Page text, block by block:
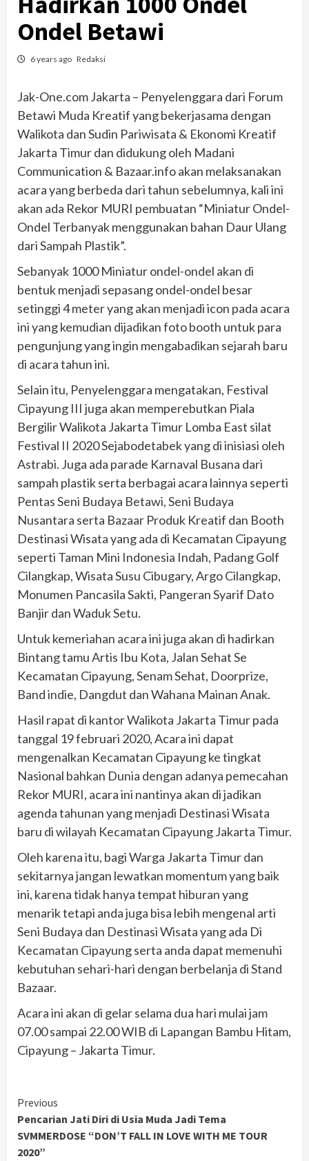
Ondel Betawi
6 years ago Redaksi
Jak-One.com Jakarta – Penyelenggara dari Forum
Betawi Muda Kreatif yang bekerjasama dengan
Walikota dan Sudin Pariwisata & Ekonomi Kreatif
Jakarta Timur dan didukung oleh Madani
Communication & Bazaar.info akan melaksanakan
acara yang berbeda dari tahun sebelumnya, kali ini
akan ada Rekor MURI pembuatan “Miniatur Ondel-
Ondel Terbanyak menggunakan bahan Daur Ulang
dari Sampah Plastik”.
Sebanyak 1000 Miniatur ondel-ondel akan di
bentuk menjadi sepasang ondel-ondel besar
setinggi 4 meter yang akan menjadi icon pada acara
ini yang kemudian dijadikan foto booth untuk para
pengunjung yang ingin mengabadikan sejarah baru
di acara tahun ini.
Selain itu, Penyelenggara mengatakan, Festival
Cipayung III juga akan memperebutkan Piala
Bergilir Walikota Jakarta Timur Lomba East silat
Festival II 2020 Sejabodetabek yang di inisiasi oleh
Astrabi. Juga ada parade Karnaval Busana dari
sampah plastik serta berbagai acara lainnya seperti
Pentas Seni Budaya Betawi, Seni Budaya
Nusantara serta Bazaar Produk Kreatif dan Booth
Destinasi Wisata yang ada di Kecamatan Cipayung
seperti Taman Mini Indonesia Indah, Padang Golf
Cilangkap, Wisata Susu Cibugary, Argo Cilangkap,
Monumen Pancasila Sakti, Pangeran Syarif Dato
Banjir dan Waduk Setu.
Untuk kemeriahan acara ini juga akan di hadirkan
Bintang tamu Artis Ibu Kota, Jalan Sehat Se
Kecamatan Cipayung, Senam Sehat, Doorprize,
Band indie, Dangdut dan Wahana Mainan Anak.
Hasil rapat di kantor Walikota Jakarta Timur pada
tanggal 19 februari 2020, Acara ini dapat
mengenalkan Kecamatan Cipayung ke tingkat
Nasional bahkan Dunia dengan adanya pemecahan
Rekor MURI, acara ini nantinya akan di jadikan
agenda tahunan yang menjadi Destinasi Wisata
baru di wilayah Kecamatan Cipayung Jakarta Timur.
Oleh karena itu, bagi Warga Jakarta Timur dan
sekitarnya jangan lewatkan momentum yang baik
ini, karena tidak hanya tempat hiburan yang
menarik tetapi anda juga bisa lebih mengenal arti
Seni Budaya dan Destinasi Wisata yang ada Di
Kecamatan Cipayung serta anda dapat memenuhi
kebutuhan sehari-hari dengan berbelanja di Stand
Bazaar.
Acara ini akan di gelar selama dua hari mulai jam
07.00 sampai 22.00 WIB di Lapangan Bambu Hitam,
Cipayung – Jakarta Timur.
Continue
Reading
Previous
Pencarian Jati Diri di Usia Muda Jadi Tema
SVMMERDOSE “DON’T FALL IN LOVE WITH ME TOUR
2020”